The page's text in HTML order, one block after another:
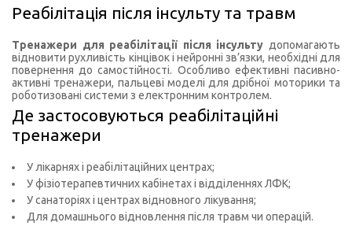
Реабілітація після інсульту та травм
Тренажери для реабілітації після інсульту допомагають
відновити рухливість кінцівок і нейронні зв’язки, необхідні для
повернення до самостійності. Особливо ефективні пасивно-
активні тренажери, пальцеві моделі для дрібної моторики та
роботизовані системи з електронним контролем.
Де застосовуються реабілітаційні
тренажери
У лікарнях і реабілітаційних центрах;
У фізіотерапевтичних кабінетах і відділеннях ЛФК;
У санаторіях і центрах відновного лікування;
Для домашнього відновлення після травм чи операцій.